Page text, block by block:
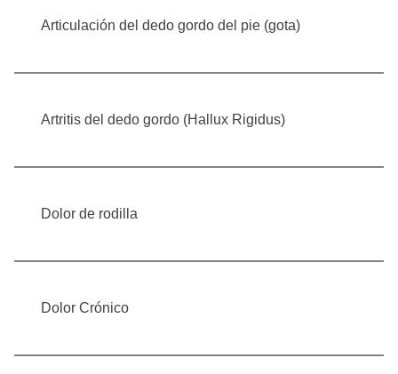
Articulación del dedo gordo del pie (gota)
Artritis del dedo gordo (Hallux Rigidus)
Dolor de rodilla
Dolor Crónico